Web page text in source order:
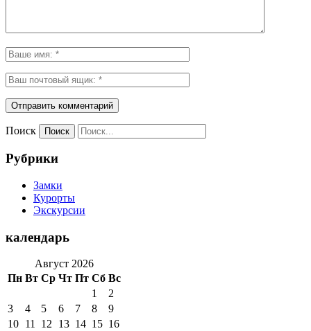
Поиск
Рубрики
Замки
Курорты
Экскурсии
календарь
Август 2026
Пн Вт Ср Чт Пт Сб Вс
1
2
3
4 5 6 7 8
9
10 11 12 13 14 15 16